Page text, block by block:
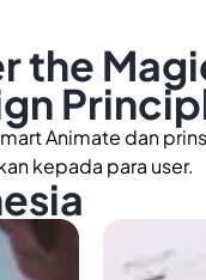
the
Animate dan
kepada para user.